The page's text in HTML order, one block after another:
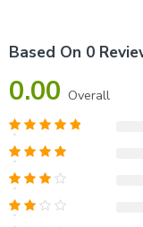
Based On 0
0.00 Overall